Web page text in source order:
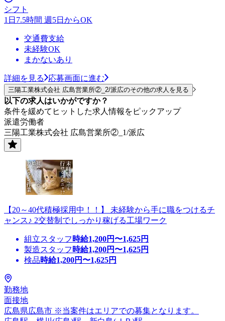
シフト
1日7.5時間 週5日からOK
交通費支給
未経験OK
まかないあり
詳細を見る 応募画面に進む
三陽工業株式会社 広島営業所②_2/派広のその他の求人を見る
以下の求人はいかがですか？
条件を緩めてヒットした求人情報をピックアップ
派遣労働者
三陽工業株式会社 広島営業所②_1/派広
【20～40代積極採用中！！】 未経験から手に職をつけるチ
ャンス♪ 2交替制でしっかり稼げる工場ワーク
組立スタッフ 時給1,200円〜1,625円
製造スタッフ 時給1,200円〜1,625円
検品時給1,200円〜1,625円
勤務地
面接地
広島県広島市 ※当案件はエリアでの募集となります。